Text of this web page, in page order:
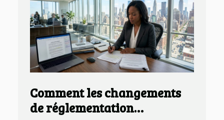
Comment les changements
de réglementation